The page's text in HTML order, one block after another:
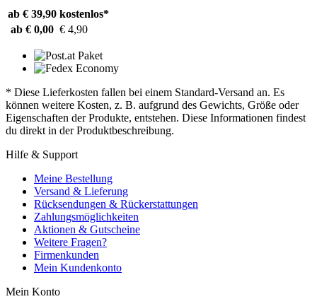
ab € 39,90 kostenlos*
ab € 0,00 € 4,90
* Diese Lieferkosten fallen bei einem Standard-Versand an. Es
können weitere Kosten, z. B. aufgrund des Gewichts, Größe oder
Eigenschaften der Produkte, entstehen. Diese Informationen findest
du direkt in der Produktbeschreibung.
Hilfe & Support
Meine Bestellung
Versand & Lieferung
Rücksendungen & Rückerstattungen
Zahlungsmöglichkeiten
Aktionen & Gutscheine
Weitere Fragen?
Firmenkunden
Mein Kundenkonto
Mein Konto